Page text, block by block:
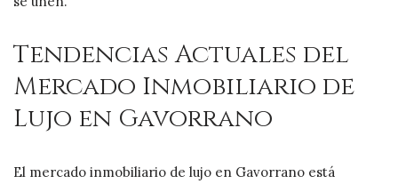
Tendencias Actuales del
Mercado Inmobiliario de
Lujo en Gavorrano
El mercado inmobiliario de lujo en Gavorrano está